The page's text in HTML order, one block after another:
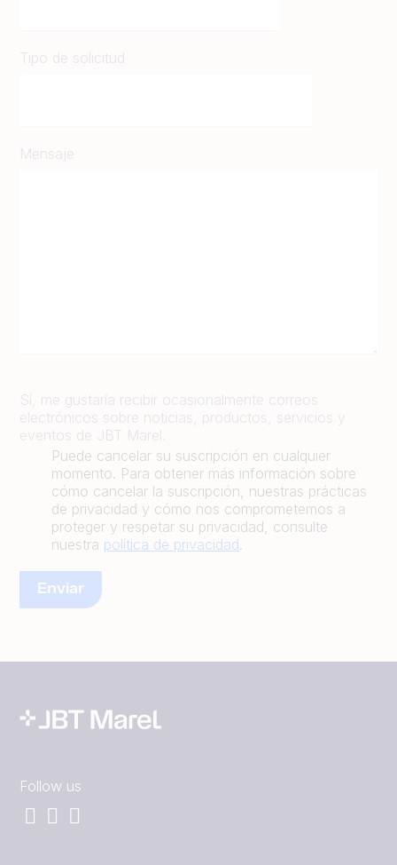
Tipo de solicitud
Mensaje
Sí, me gustaría recibir ocasionalmente correos
electrónicos sobre noticias, productos, servicios y
eventos de JBT Marel.
Puede cancelar su suscripción en cualquier
momento. Para obtener más información sobre
cómo cancelar la suscripción, nuestras prácticas
de privacidad y cómo nos comprometemos a
proteger y respetar su privacidad, consulte
nuestra política de privacidad.
Follow us